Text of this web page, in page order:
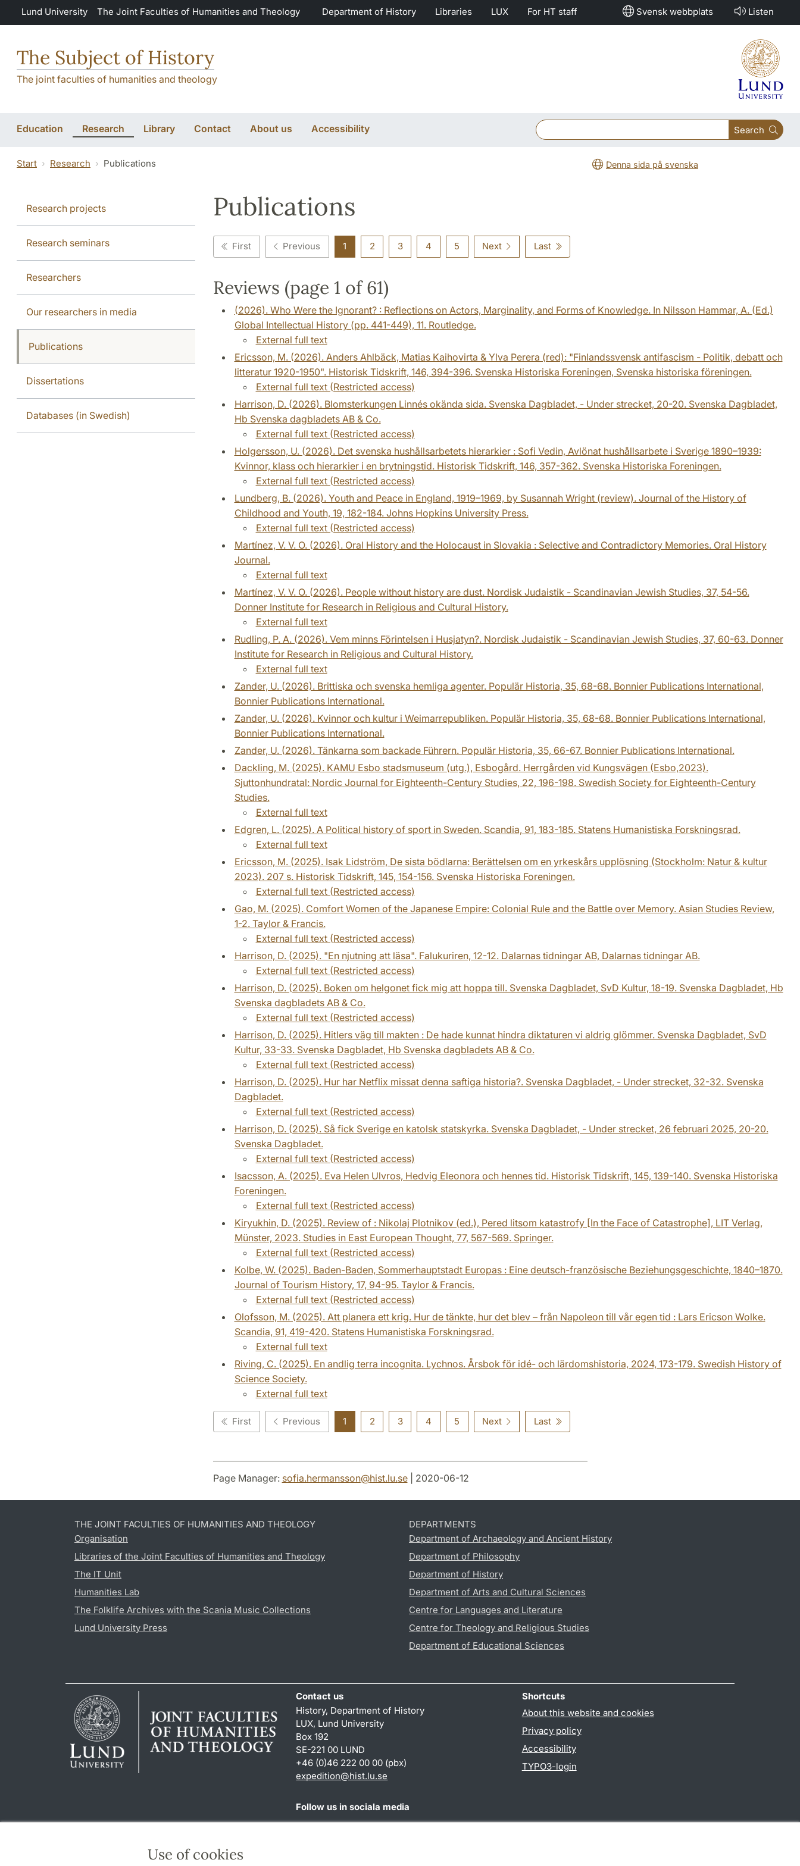
Skip to main content
Use of cookies
Lund University The Joint Faculties of Humanities and Theology Department of History Libraries LUX For HT staff Svensk webbplats Listen
The Subject of History
The joint faculties of humanities and theology
Education Research Library Contact About us Accessibility Search
Start Research Publications Denna sida på svenska
Research projects
Research seminars
Researchers
Our researchers in media
Publications
Dissertations
Databases (in Swedish)
Publications
First Previous 1 2 3 4 5 Next Last
Reviews (page 1 of 61)
(2026). Who Were the Ignorant? : Reflections on Actors, Marginality, and Forms of Knowledge. In Nilsson Hammar, A. (Ed.)
Global Intellectual History (pp. 441-449), 11. Routledge.
External full text
Ericsson, M. (2026). Anders Ahlbäck, Matias Kaihovirta & Ylva Perera (red): "Finlandssvensk antifascism - Politik, debatt och
litteratur 1920-1950". Historisk Tidskrift, 146, 394-396. Svenska Historiska Foreningen, Svenska historiska föreningen.
External full text (Restricted access)
Harrison, D. (2026). Blomsterkungen Linnés okända sida. Svenska Dagbladet, - Under strecket, 20-20. Svenska Dagbladet,
Hb Svenska dagbladets AB & Co.
External full text (Restricted access)
Holgersson, U. (2026). Det svenska hushållsarbetets hierarkier : Sofi Vedin, Avlönat hushållsarbete i Sverige 1890–1939:
Kvinnor, klass och hierarkier i en brytningstid. Historisk Tidskrift, 146, 357-362. Svenska Historiska Foreningen.
External full text (Restricted access)
Lundberg, B. (2026). Youth and Peace in England, 1919–1969, by Susannah Wright (review). Journal of the History of
Childhood and Youth, 19, 182-184. Johns Hopkins University Press.
External full text (Restricted access)
Martínez, V. V. O. (2026). Oral History and the Holocaust in Slovakia : Selective and Contradictory Memories. Oral History
Journal.
External full text
Martínez, V. V. O. (2026). People without history are dust. Nordisk Judaistik - Scandinavian Jewish Studies, 37, 54-56.
Donner Institute for Research in Religious and Cultural History.
External full text
Rudling, P. A. (2026). Vem minns Förintelsen i Husjatyn?. Nordisk Judaistik - Scandinavian Jewish Studies, 37, 60-63. Donner
Institute for Research in Religious and Cultural History.
External full text
Zander, U. (2026). Brittiska och svenska hemliga agenter. Populär Historia, 35, 68-68. Bonnier Publications International,
Bonnier Publications International.
Zander, U. (2026). Kvinnor och kultur i Weimarrepubliken. Populär Historia, 35, 68-68. Bonnier Publications International,
Bonnier Publications International.
Zander, U. (2026). Tänkarna som backade Führern. Populär Historia, 35, 66-67. Bonnier Publications International.
Dackling, M. (2025). KAMU Esbo stadsmuseum (utg.), Esbogård. Herrgården vid Kungsvägen (Esbo,2023).
Sjuttonhundratal: Nordic Journal for Eighteenth-Century Studies, 22, 196-198. Swedish Society for Eighteenth-Century
Studies.
External full text
Edgren, L. (2025). A Political history of sport in Sweden. Scandia, 91, 183-185. Statens Humanistiska Forskningsrad.
External full text
Ericsson, M. (2025). Isak Lidström, De sista bödlarna: Berättelsen om en yrkeskårs upplösning (Stockholm: Natur & kultur
2023). 207 s. Historisk Tidskrift, 145, 154-156. Svenska Historiska Foreningen.
External full text (Restricted access)
Gao, M. (2025). Comfort Women of the Japanese Empire: Colonial Rule and the Battle over Memory. Asian Studies Review,
1-2. Taylor & Francis.
External full text (Restricted access)
Harrison, D. (2025). "En njutning att läsa". Falukuriren, 12-12. Dalarnas tidningar AB, Dalarnas tidningar AB.
External full text (Restricted access)
Harrison, D. (2025). Boken om helgonet fick mig att hoppa till. Svenska Dagbladet, SvD Kultur, 18-19. Svenska Dagbladet, Hb
Svenska dagbladets AB & Co.
External full text (Restricted access)
Harrison, D. (2025). Hitlers väg till makten : De hade kunnat hindra diktaturen vi aldrig glömmer. Svenska Dagbladet, SvD
Kultur, 33-33. Svenska Dagbladet, Hb Svenska dagbladets AB & Co.
External full text (Restricted access)
Harrison, D. (2025). Hur har Netflix missat denna saftiga historia?. Svenska Dagbladet, - Under strecket, 32-32. Svenska
Dagbladet.
External full text (Restricted access)
Harrison, D. (2025). Så fick Sverige en katolsk statskyrka. Svenska Dagbladet, - Under strecket, 26 februari 2025, 20-20.
Svenska Dagbladet.
External full text (Restricted access)
Isacsson, A. (2025). Eva Helen Ulvros, Hedvig Eleonora och hennes tid. Historisk Tidskrift, 145, 139-140. Svenska Historiska
Foreningen.
External full text (Restricted access)
Kiryukhin, D. (2025). Review of : Nikolaj Plotnikov (ed.), Pered litsom katastrofy [In the Face of Catastrophe], LIT Verlag,
Münster, 2023. Studies in East European Thought, 77, 567-569. Springer.
External full text (Restricted access)
Kolbe, W. (2025). Baden-Baden, Sommerhauptstadt Europas : Eine deutsch-französische Beziehungsgeschichte, 1840–1870.
Journal of Tourism History, 17, 94-95. Taylor & Francis.
External full text (Restricted access)
Olofsson, M. (2025). Att planera ett krig. Hur de tänkte, hur det blev – från Napoleon till vår egen tid : Lars Ericson Wolke.
Scandia, 91, 419-420. Statens Humanistiska Forskningsrad.
External full text
Riving, C. (2025). En andlig terra incognita. Lychnos. Årsbok för idé- och lärdomshistoria, 2024, 173-179. Swedish History of
Science Society.
External full text
First Previous 1 2 3 4 5 Next Last
Page Manager: sofia.hermansson@hist.lu.se| 2020-06-12
THE JOINT FACULTIES OF HUMANITIES AND THEOLOGY
Organisation
Libraries of the Joint Faculties of Humanities and Theology
The IT Unit
Humanities Lab
The Folklife Archives with the Scania Music Collections
Lund University Press
DEPARTMENTS
Department of Archaeology and Ancient History
Department of Philosophy
Department of History
Department of Arts and Cultural Sciences
Centre for Languages and Literature
Centre for Theology and Religious Studies
Department of Educational Sciences
Contact us
History, Department of History
LUX, Lund University
Box 192
SE-221 00 LUND
+46 (0)46 222 00 00 (pbx)
expedition@hist.lu.se
Shortcuts
About this website and cookies
Privacy policy
Accessibility
TYPO3-login
Follow us in sociala media